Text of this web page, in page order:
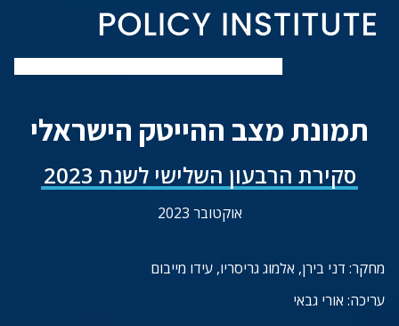
תמונת מצב ההייטק הישראלי
סקירת הרבעון השלישי לשנת 2023
אוקטובר 2023
מחקר: דני בירן, אלמוג גריסריו, עידו מייבום
עריכה: אורי גבאי